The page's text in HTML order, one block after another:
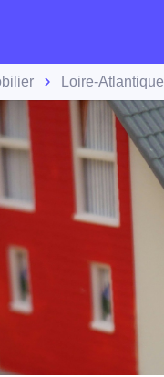
Loire-Atlantique